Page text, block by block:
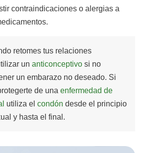
contraindicaciones o alergias a
retomes tus relaciones
un anticonceptivo si no
un embarazo no deseado. Si
de una enfermedad de
utiliza el condón desde el principio
y hasta el final.